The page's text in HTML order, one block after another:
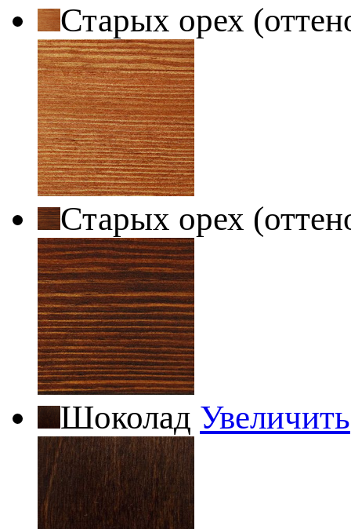
Старых орех
Старых орех
Шоколад Увеличить